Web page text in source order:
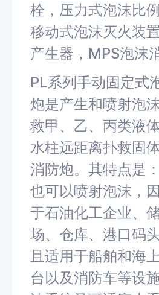
栓，压力式泡沫比
移动式泡沫灭火装
产生器，MPS泡沫
PL系列手动固定式
炮是产生和喷射泡
救甲、乙、丙类液
水柱远距离扑救固
消防炮。其特点是
也可以喷射泡沫，
于石油化工企业、
场、仓库、港口码
且适用于船舶和海
台以及消防车等设